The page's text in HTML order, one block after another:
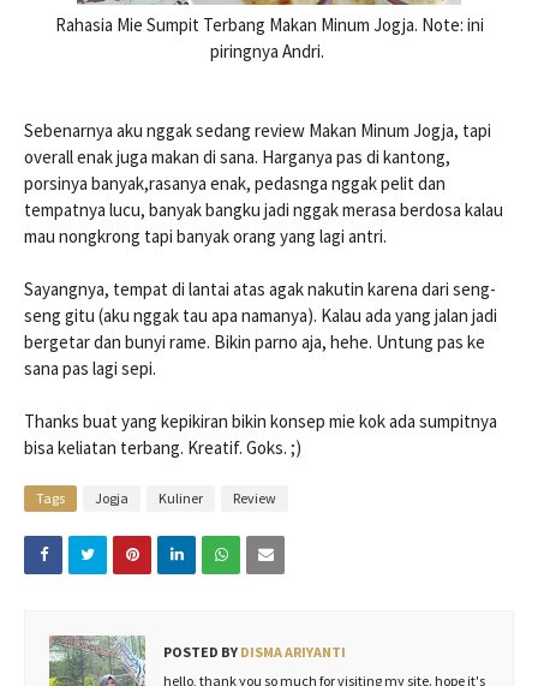
Rahasia Mie Sumpit Terbang Makan Minum Jogja. Note: ini
piringnya Andri.
Sebenarnya aku nggak sedang review Makan Minum Jogja, tapi
overall enak juga makan di sana. Harganya pas di kantong,
porsinya banyak,rasanya enak, pedasnga nggak pelit dan
tempatnya lucu, banyak bangku jadi nggak merasa berdosa kalau
mau nongkrong tapi banyak orang yang lagi antri.
Sayangnya, tempat di lantai atas agak nakutin karena dari seng-
seng gitu (aku nggak tau apa namanya). Kalau ada yang jalan jadi
bergetar dan bunyi rame. Bikin parno aja, hehe. Untung pas ke
sana pas lagi sepi.
Thanks buat yang kepikiran bikin konsep mie kok ada sumpitnya
bisa keliatan terbang. Kreatif. Goks. ;)
Tags Jogja Kuliner Review
POSTED BY DISMA ARIYANTI
hello, thank you so much for visiting my site. hope it's